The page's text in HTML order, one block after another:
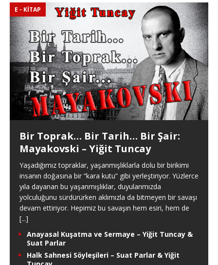
E - KITAP
Bir Toprak… Bir Tarih… Bir Şair:
Mayakovski – Yiğit Tuncay
Yaşadığımız topraklar, yaşanmışlıklarla dolu bir birikimi
insanın doğasına bir “kara kutu” gibi yerleştiriyor. Yüzlerce
yıla dayanan bu yaşanmışlıklar, duyularımızda
yolculuğunu sürdürürken aklımızla da bitmeyen bir savaşı
devam ettiriyor. Hepimiz bu savaşın hem esiri, hem de
[...]
Anayasal Kuşatma ve Sermaye – Yiğit Tuncay &
Suat Parlar
Halk Sahnesi Söyleşileri – Suat Parlar & Yiğit